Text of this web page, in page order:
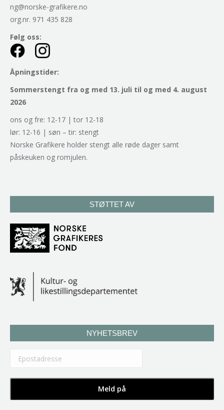
ng@norske-grafikere.no
org.nr. 971 435 828
Følg oss:
Åpningstider:
Sommerstengt fra og med 13. juli til og med 4. august
2026
ons og fre: 12-17 | tor 12-18
lør: 12-16 | søn – tir: stengt
Norske Grafikere holder stengt alle røde dager samt
påskeuken og romjulen.
STØTTET AV
NYHETSBREV